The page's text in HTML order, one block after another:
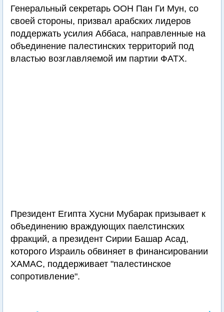
Генеральный секретарь ООН Пан Ги Мун, со
своей стороны, призвал арабских лидеров
поддержать усилия Аббаса, направленные на
объединение палестинских территорий под
властью возглавляемой им партии ФАТХ.
Президент Египта Хусни Мубарак призывает к
объединению враждующих паелстинских
фракций, а президент Сирии Башар Асад,
которого Израиль обвиняет в финансировании
ХАМАС, поддерживает "палестинское
сопротивление".